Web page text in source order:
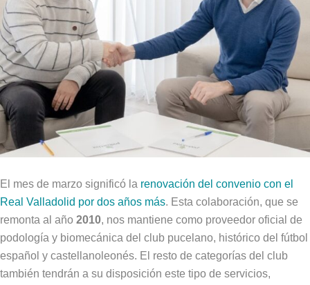
El mes de marzo significó la renovación del convenio con el
Real Valladolid por dos años más. Esta colaboración, que se
remonta al año 2010, nos mantiene como proveedor oficial de
podología y biomecánica del club pucelano, histórico del fútbol
español y castellanoleonés. El resto de categorías del club
también tendrán a su disposición este tipo de servicios,